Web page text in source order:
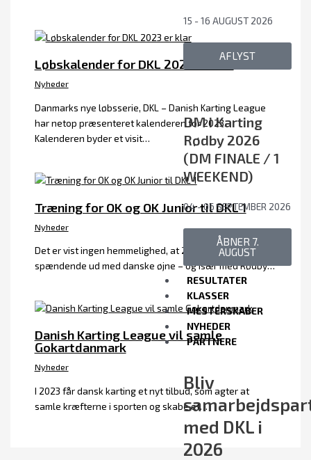
15 - 16 AUGUST 2026
AFLYST
DM i Karting
Rødby 2026
(DM FINALE / 1
WEEKEND)
04 - 06 SEPTEMBER 2026
ÅBNER 7.
AUGUST
RESULTATER
KLASSER
MESTERSKABER
NYHEDER
PARTNERE
Bliv
med DKL i
2026
Løbskalender for DKL 2023 er klar
Nyheder
Danmarks nye løbsserie, DKL – Danish Karting League
har netop præsenteret kalenderen for 2023.
Kalenderen byder et visit…
Træning for OK og OK Junior til DKL 1
Nyheder
Det er vist ingen hemmelighed, at 2023-kalender ser
spændende ud med danske øjne – og især med Rødby…
Danish Karting League vil samle
Gokartdanmark
Nyheder
I 2023 får dansk karting et nyt tilbud, som agter at
samle kræfterne i sporten og skabe et…